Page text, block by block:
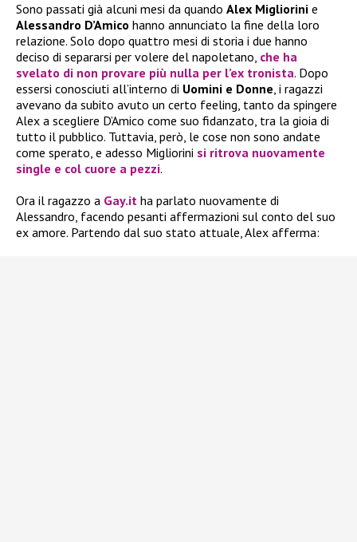
Sono passati già alcuni mesi da quando Alex Migliorini e
Alessandro D’Amico hanno annunciato la fine della loro
relazione. Solo dopo quattro mesi di storia i due hanno
deciso di separarsi per volere del napoletano, che ha
svelato di non provare più nulla per l’ex tronista. Dopo
essersi conosciuti all’interno di Uomini e Donne, i ragazzi
avevano da subito avuto un certo feeling, tanto da spingere
Alex a scegliere D’Amico come suo fidanzato, tra la gioia di
tutto il pubblico. Tuttavia, però, le cose non sono andate
come sperato, e adesso Migliorini si ritrova nuovamente
single e col cuore a pezzi.
Ora il ragazzo a Gay.it ha parlato nuovamente di
Alessandro, facendo pesanti affermazioni sul conto del suo
ex amore. Partendo dal suo stato attuale, Alex afferma: